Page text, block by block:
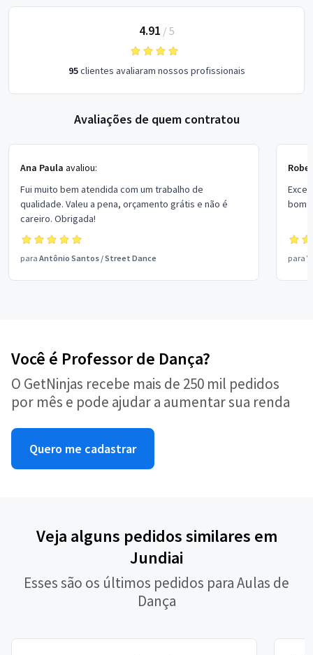
4.91 / 5
95clientes avaliaram nossos profissionais
Avaliações de quem contratou
Ana Paula avaliou:
Fui muito bem atendida com um trabalho de
qualidade. Valeu a pena, orçamento grátis e não é
careiro. Obrigada!
para Antônio Santos /Street Dance
bom
para
Você é Professor de Dança?
O GetNinjas recebe mais de 250 mil pedidos
por mês e pode ajudar a aumentar sua renda
Quero me cadastrar
Veja alguns pedidos similares em
Jundiai
Esses são os últimos pedidos para Aulas de
Dança